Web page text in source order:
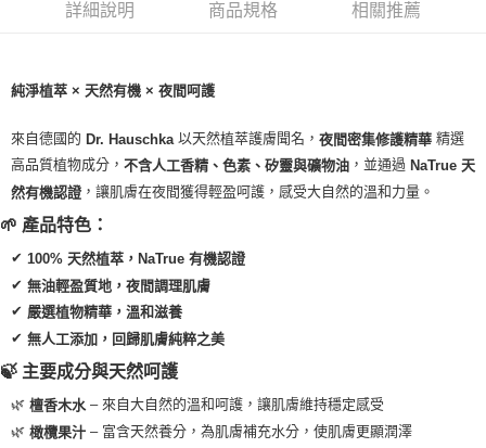
街口支付
Google Pay
ATM付款
運送方式
全家取貨付款
每筆NT$80，滿NT$999(含以上)免運費
每筆NT$80，滿NT$999(含以上)免運費
7-11取貨付款
每筆NT$80，滿NT$999(含以上)免運費
7-11純取貨 (先付款
詳細說明 商品規格 相關推薦
純淨植萃 × 天然有機 × 夜間呵護
來自德國的 Dr. Hauschka 以天然植萃護膚聞名， 夜間密集修護精華 精選
高品質植物成分， 不含人工香精、色素、矽靈與礦物油 ，並通過 NaTrue 天
然有機認證，讓肌膚在夜間獲得輕盈呵護，感受大自然的溫和力量。
🌱 產品特色：
✔ 100% 天然植萃，NaTrue 有機認證
✔ 無油輕盈質地，夜間調理肌膚
✔ 嚴選植物精華，溫和滋養
✔ 無人工添加，回歸肌膚純粹之美
🍃 主要成分與天然呵護
🌿 檀香木水 – 來自大自然的溫和呵護，讓肌膚維持穩定感受
🌿 橄欖果汁 – 富含天然養分，為肌膚補充水分，使肌膚更顯潤澤